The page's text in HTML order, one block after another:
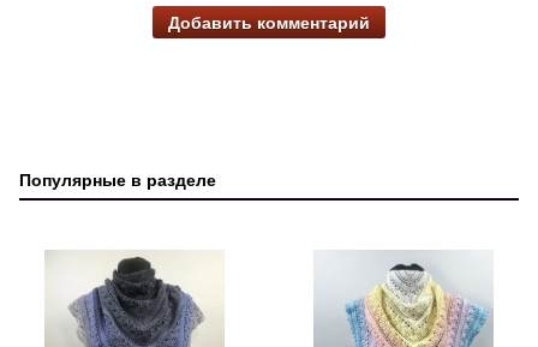
Добавить комментарий
Популярные в разделе